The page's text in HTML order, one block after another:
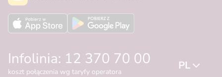
Infolinia: 12 370 70 00
koszt połączenia wg taryfy operatora PL